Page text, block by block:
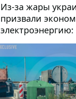
Из-за жары
призвали
электроэнергию:
избежать